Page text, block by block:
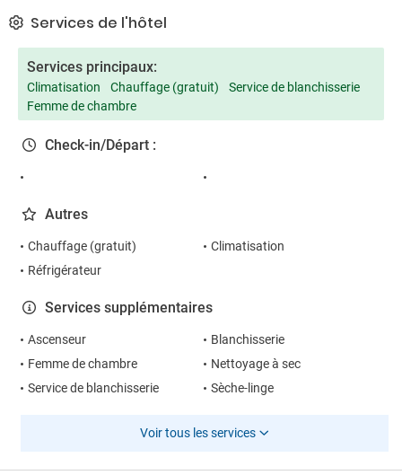
Services de l'hôtel
Services principaux:
Climatisation Chauffage (gratuit)
Service de blanchisserie
Femme de chambre
Check-in/Départ :
Autres
Chauffage (gratuit)
Climatisation
Réfrigérateur
Services supplémentaires
Ascenseur
Blanchisserie
Femme de chambre
Nettoyage à sec
Service de blanchisserie
Sèche-linge
Voir tous les services